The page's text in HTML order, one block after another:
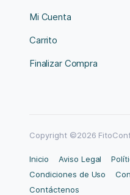
Mi Cuenta
Carrito
Finalizar Compra
Copyright ©2026
Inicio Aviso Legal
Condiciones de Uso
Contáctenos